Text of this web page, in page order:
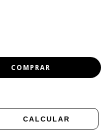
CALCULAR